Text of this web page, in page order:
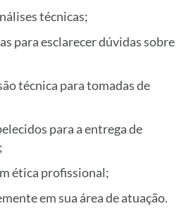
técnicas;
para esclarecer dúvidas sobre
técnica para tomadas de
para a entrega de
ética profissional;
em sua área de atuação.